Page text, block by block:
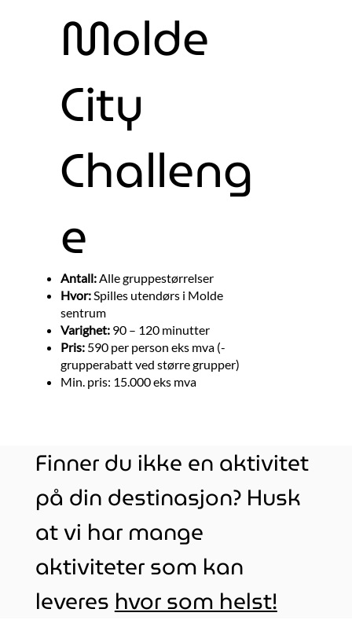
Molde
City
Challeng
e
Antall:Alle gruppestørrelser
Hvor:Spilles utendørs i Molde
sentrum
Varighet: 90 – 120 minutter
Pris:590 per person eks mva (-
grupperabatt ved større grupper)
Min. pris: 15.000 eks mva
Finner du ikke en aktivitet
på din destinasjon? Husk
at vi har mange
aktiviteter som kan
levereshvor som helst!